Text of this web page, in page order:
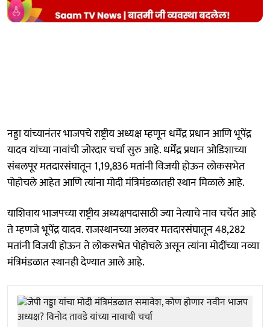
नड्डा यांच्यानंतर भाजपचे राष्ट्रीय अध्यक्ष म्हणून धर्मेंद्र प्रधान आणि भूपेंद्र
यादव यांच्या नावांची जोरदार चर्चा सुरु आहे. धर्मेंद्र प्रधान ओडिशाच्या
संबलपूर मतदारसंघातून 1,19,836 मतांनी विजयी होऊन लोकसभेत
पोहोचले आहेत आणि त्यांना मोदी मंत्रिमंडळातही स्थान मिळाले आहे.
याशिवाय भाजपच्या राष्ट्रीय अध्यक्षपदासाठी ज्या नेत्याचे नाव चर्चेत आहे
ते म्हणजे भूपेंद्र यादव. राजस्थानच्या अलवर मतदारसंघातून 48,282
मतांनी विजयी होऊन ते लोकसभेत पोहोचले असून त्यांना मोदींच्या नव्या
मंत्रिमंडळात स्थानही देण्यात आले आहे.